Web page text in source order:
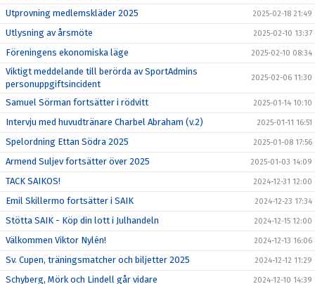
Utprovning medlemskläder 2025 2025-02-18 21:49
Utlysning av årsmöte 2025-02-10 13:37
Föreningens ekonomiska läge 2025-02-10 08:34
Viktigt meddelande till berörda av SportAdmins
personuppgiftsincident
2025-02-06 11:30
Samuel Sörman fortsätter i rödvitt 2025-01-14 10:10
Intervju med huvudtränare Charbel Abraham (v.2) 2025-01-11 16:51
Spelordning Ettan Södra 2025 2025-01-08 17:56
Armend Suljev fortsätter över 2025 2025-01-03 14:09
TACK SAIKOS! 2024-12-31 12:00
Emil Skillermo fortsätter i SAIK 2024-12-23 17:34
Stötta SAIK - Köp din lott i Julhandeln 2024-12-15 12:00
Välkommen Viktor Nylén! 2024-12-13 16:06
Sv. Cupen, träningsmatcher och biljetter 2025 2024-12-12 11:29
Schyberg, Mörk och Lindell går vidare 2024-12-10 14:39